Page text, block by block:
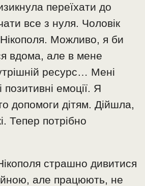
переїхати до
все з нуля. Чоловік
Можливо, я би
вдома, але в мене
ресурс… Мені
позитивні емоції. Я
допомоги дітям. Дійшла,
Тепер потрібно
страшно дивитися
але працюють, не